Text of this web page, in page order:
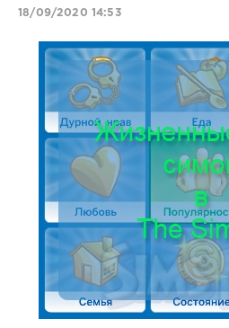
18/09/2020 14:53